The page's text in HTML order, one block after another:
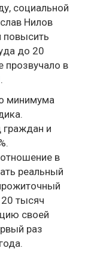
социальной
Нилов
до 20
прозвучало в
.
минимума
и
в
реальный
тысяч
своей
раз